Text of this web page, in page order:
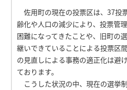
佐用町の現在の投票区は、37投
齢化や人口の減少により、投票管
困難になってきたことや、旧町の
継いできていることによる投票区
の見直しによる事務の適正化は避
ております。
こうした状況の中、現在の選挙